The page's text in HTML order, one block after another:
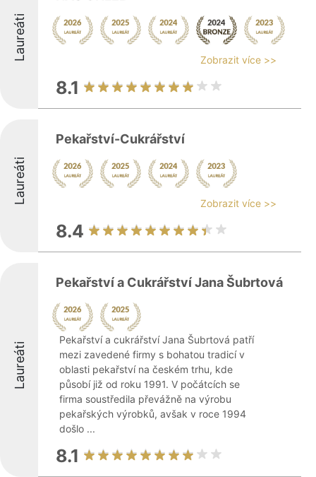
Laureáti Zobrazit více >>
8.1
Laureáti
Pekařství-Cukrářství
Zobrazit více >>
8.4
Laureáti
Pekařství a Cukrářství Jana Šubrtová
Pekařství a cukrářství Jana Šubrtová patří
mezi zavedené firmy s bohatou tradicí v
oblasti pekařství na českém trhu, kde
působí již od roku 1991. V počátcích se
firma soustředila převážně na výrobu
pekařských výrobků, avšak v roce 1994
došlo ...
8.1